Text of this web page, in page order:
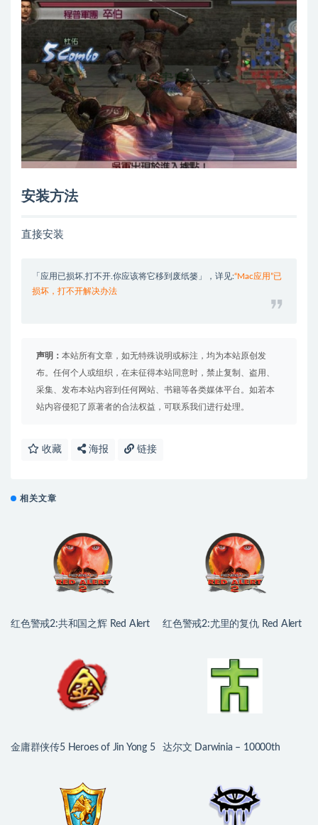
安装方法
直接安装
「应用已损坏,打不开.你应该将它移到废纸篓」，详见:“Mac应用”已
损坏，打不开解决办法
声明： 本站所有文章，如无特殊说明或标注，均为本站原创发
布。任何个人或组织，在未征得本站同意时，禁止复制、盗用、
采集、发布本站内容到任何网站、书籍等各类媒体平台。如若本
站内容侵犯了原著者的合法权益，可联系我们进行处理。
收藏 海报 链接
相关文章
红色警戒2:共和国之辉 Red Alert
红色警戒2:尤里的复仇 Red Alert
金庸群侠传5 Heroes of Jin Yong 5
达尔文 Darwinia – 10000th